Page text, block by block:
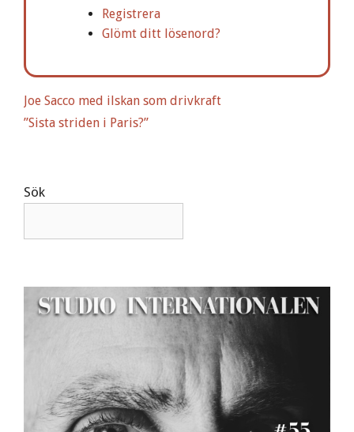
v
e
Registrera
Glömt ditt lösenord?
Joe Sacco med ilskan som drivkraft
”Sista striden i Paris?”
Sök